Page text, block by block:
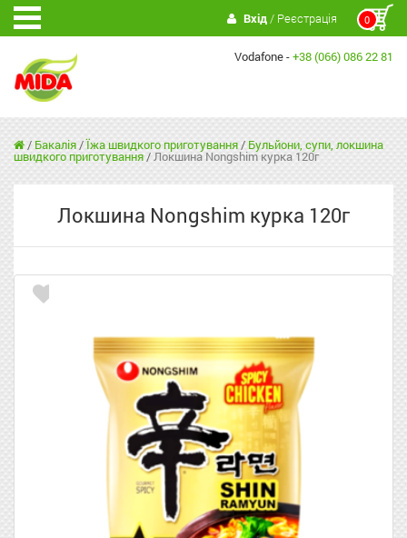
0
Вхід/ Реєстрація
Vodafone -+38 (066) 086 22 81
/ Бакалія/Їжа швидкого приготування/ Бульйони, супи, локшина
швидкого приготування/Локшина Nongshim курка 120г
Локшина Nongshim курка 120г